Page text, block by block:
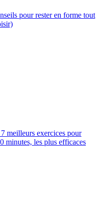
pour rester en forme tout
meilleurs exercices pour
minutes, les plus efficaces